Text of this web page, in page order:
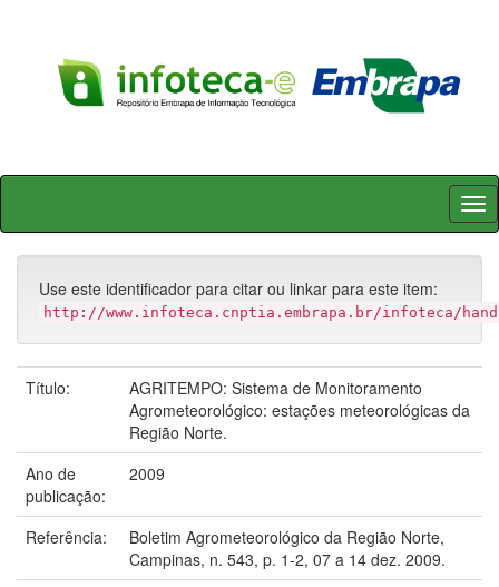
Skip
Use este identificador para citar ou linkar para este item:
http://www.infoteca.cnptia.embrapa.br/infoteca/
Título:
AGRITEMPO: Sistema de Monitoramento
Agrometeorológico: estações meteorológicas da
Região Norte.
Ano de
publicação:
2009
Referência:
Boletim Agrometeorológico da Região Norte,
Campinas, n. 543, p. 1-2, 07 a 14 dez. 2009.